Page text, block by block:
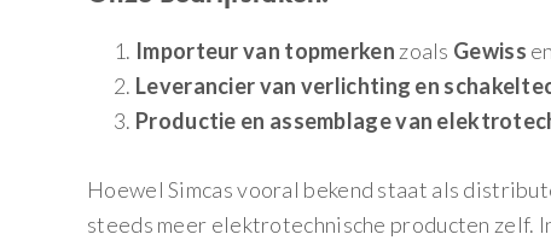
Importeur van topmerken zoals Gewiss en
Leverancier van verlichting en
Productie en assemblage van
Hoewel Simcas vooral bekend staat als
steeds meer elektrotechnische producten zelf.